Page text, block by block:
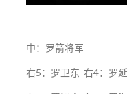
中：罗箭将军
右5：罗卫东 右4：罗